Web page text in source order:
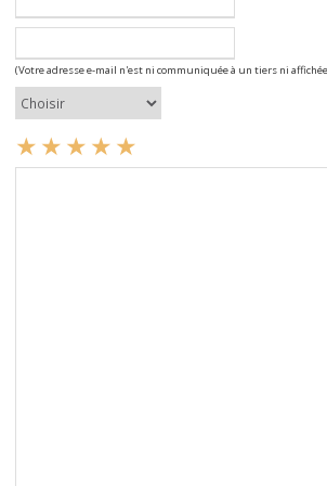
(Votre adresse e-mail n'est ni communiquée à un tiers ni